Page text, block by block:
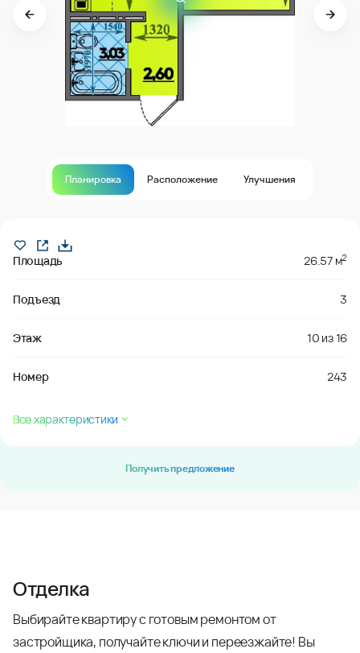
Планировка Расположение Улучшения
Площадь 26.57 м2
Подъезд 3
Этаж 10 из16
Номер 243
Все характеристики
Получить предложение
Отделка
Выбирайте квартиру с готовым ремонтом от
застройщика, получайте ключи и переезжайте! Вы